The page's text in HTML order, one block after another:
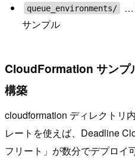
queue_environments/
…
サンプル
CloudFormation サンプ
構築
cloudformation ディレクトリ
レートを使えば、Deadline
フリート」が数分でデプロイ